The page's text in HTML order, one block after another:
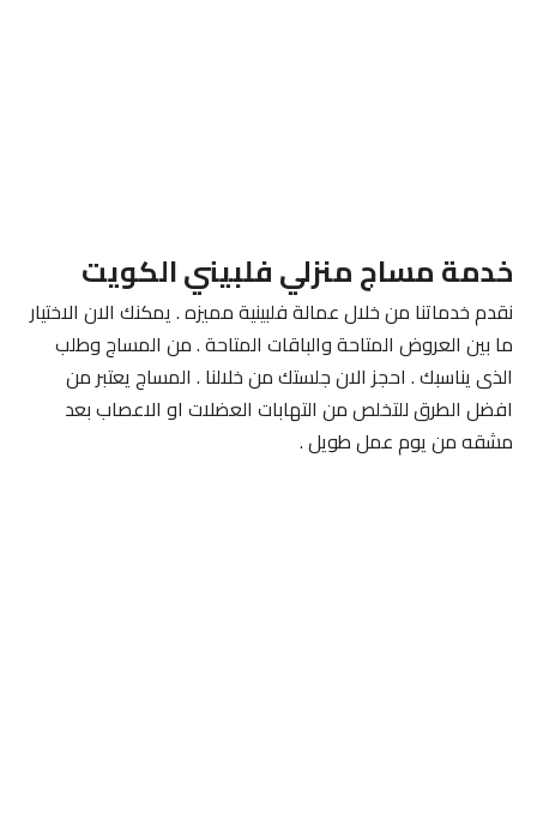
خدمة مساج منزلي فلبيني الكويت
نقدم خدماتنا من خلال عمالة فلبينية مميزه . يمكنك الان الاختيار
ما بين العروض المتاحة والباقات المتاحة . من المساج وطلب
الذى يناسبك . احجز الان جلستك من خلالنا . المساج يعتبر من
افضل الطرق للتخلص من التهابات العضلات او الاعصاب بعد
مشقه من يوم عمل طويل .